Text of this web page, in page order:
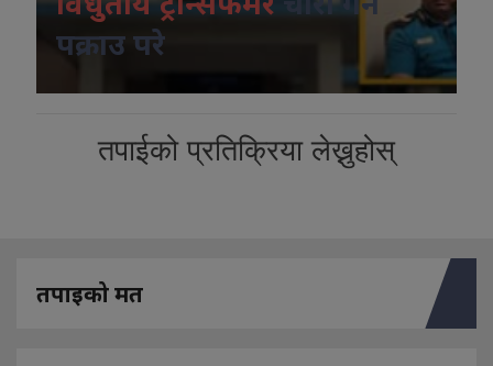
पक्राउ परे
तपाईको प्रतिक्रिया लेख्नुहोस्
तपाइको मत